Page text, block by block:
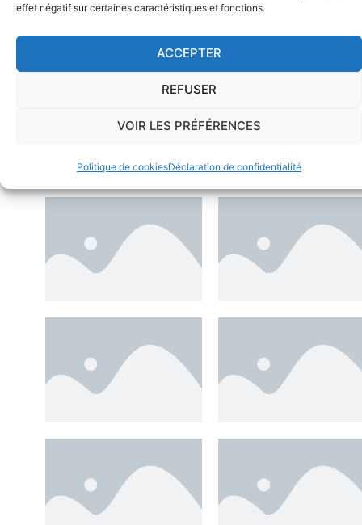
effet négatif sur certaines caractéristiques et fonctions.
ACCEPTER
REFUSER
VOIR LES PRÉFÉRENCES
Politique de cookiesDéclaration de confidentialité